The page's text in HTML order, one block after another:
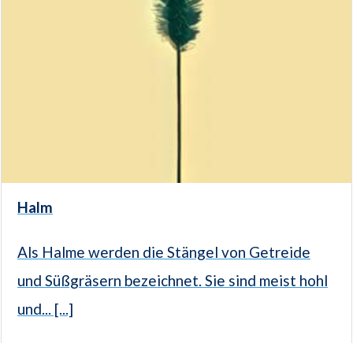
Halm
Als Halme werden die Stängel von Getreide
und Süßgräsern bezeichnet. Sie sind meist hohl
und... [...]